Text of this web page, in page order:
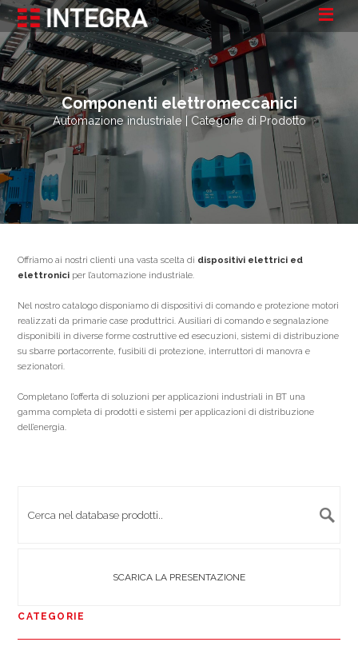
Componenti elettromeccanici
Automazione industriale | Categorie di Prodotto
Offriamo ai nostri clienti una vasta scelta di dispositivi elettrici ed
elettronici per l’automazione industriale.
Nel nostro catalogo disponiamo di dispositivi di comando e protezione motori
realizzati da primarie case produttrici. Ausiliari di comando e segnalazione
disponibili in diverse forme costruttive ed esecuzioni, sistemi di distribuzione
su sbarre portacorrente, fusibili di protezione, interruttori di manovra e
sezionatori.
Completano l’offerta di soluzioni per applicazioni industriali in BT una
gamma completa di prodotti e sistemi per applicazioni di distribuzione
dell’energia.
SCARICA LA PRESENTAZIONE
CATEGORIE